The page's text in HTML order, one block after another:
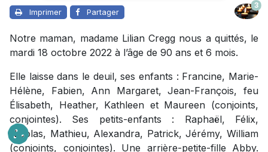
Imprimer Partager
3
Notre maman, madame Lilian Cregg nous a quittés, le
mardi 18 octobre 2022 à l’âge de 90 ans et 6 mois.
Elle laisse dans le deuil, ses enfants : Francine, Marie-
Hélène, Fabien, Ann Margaret, Jean-François, feu
Élisabeth, Heather, Kathleen et Maureen (conjoints,
conjointes). Ses petits-enfants : Raphaël, Félix,
Nicolas, Mathieu, Alexandra, Patrick, Jérémy, William
(conjoints, conjointes). Une arrière-petite-fille Abby.